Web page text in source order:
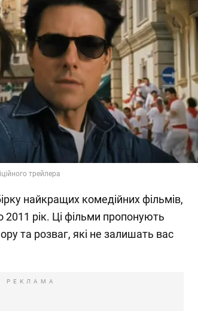
трейлера
найкращих комедійних фільмів,
2011 рік. Ці фільми пропонують
та розваг, які не залишать вас
РЕКЛАМА